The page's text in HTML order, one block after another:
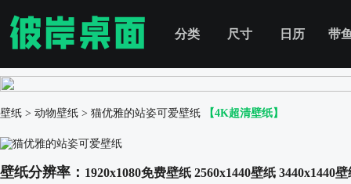
分类 尺寸 日历 带
壁纸 > 动物壁纸 > 猫优雅的站姿可爱壁纸 【4K超清壁纸】
壁纸分辨率： 1920x1080免费壁纸 2560x1440壁纸 3440x1440壁